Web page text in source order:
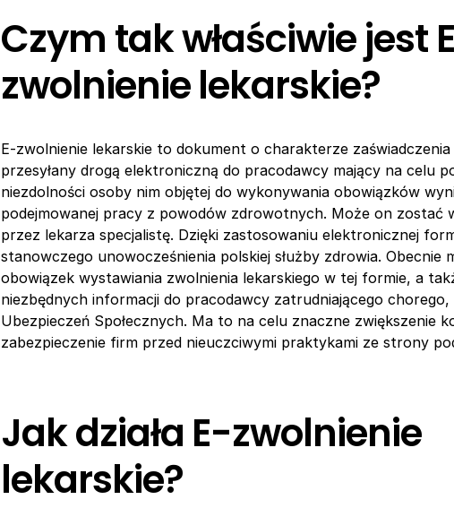
Czym tak właściwie jest
zwolnienie lekarskie?
E-zwolnienie lekarskie to dokument o charakterze
przesyłany drogą elektroniczną do pracodawcy mający na celu
niezdolności osoby nim objętej do wykonywania obowiązków
podejmowanej pracy z powodów zdrowotnych. Może on zostać
przez lekarza specjalistę. Dzięki zastosowaniu elektronicznej
stanowczego unowocześnienia polskiej służby zdrowia. Obecnie
obowiązek wystawiania zwolnienia lekarskiego w tej formie, a
niezbędnych informacji do pracodawcy zatrudniającego chorego,
Ubezpieczeń Społecznych. Ma to na celu znaczne zwiększenie
zabezpieczenie firm przed nieuczciwymi praktykami ze strony
Jak działa E-zwolnienie
lekarskie?